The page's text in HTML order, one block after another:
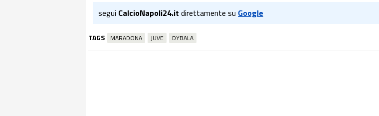
segui CalcioNapoli24.it direttamente su Google
TAGS MARADONA JUVE DYBALA